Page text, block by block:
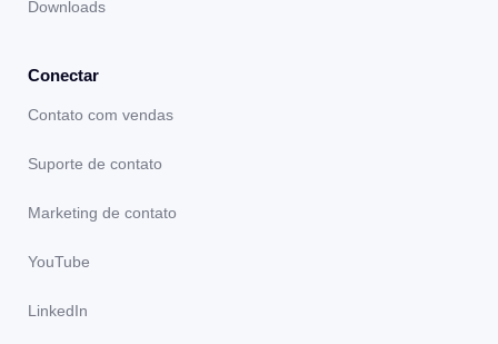
Downloads
Conectar
Contato com vendas
Suporte de contato
Marketing de contato
YouTube
LinkedIn